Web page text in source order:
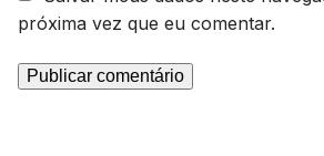
próxima vez que eu comentar.